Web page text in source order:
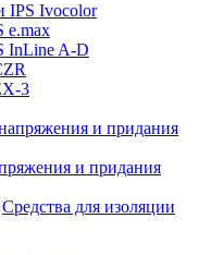
IPS Ivocolor
e.max
InLine A-D
3
и придания
Средства для изоляции